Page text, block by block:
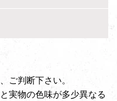
ご判断下さい。
実物の色味が多少異なる